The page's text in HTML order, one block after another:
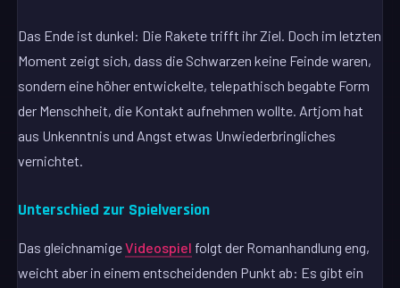
Das Ende ist dunkel: Die Rakete trifft ihr Ziel. Doch im letzten
Moment zeigt sich, dass die Schwarzen keine Feinde waren,
sondern eine höher entwickelte, telepathisch begabte Form
der Menschheit, die Kontakt aufnehmen wollte. Artjom hat
aus Unkenntnis und Angst etwas Unwiederbringliches
vernichtet.
Unterschied zur Spielversion
Das gleichnamigeVideospiel folgt der Romanhandlung eng,
weicht aber in einem entscheidenden Punkt ab: Es gibt ein